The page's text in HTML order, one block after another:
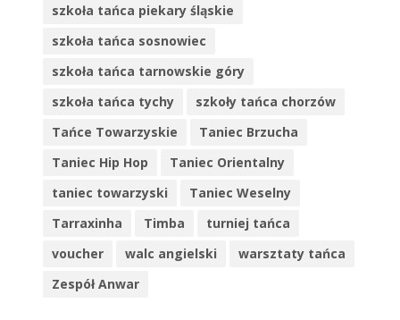
szkoła tańca piekary śląskie
szkoła tańca sosnowiec
szkoła tańca tarnowskie góry
szkoła tańca tychy
szkoły tańca chorzów
Tańce Towarzyskie
Taniec Brzucha
Taniec Hip Hop
Taniec Orientalny
taniec towarzyski
Taniec Weselny
Tarraxinha
Timba
turniej tańca
voucher
walc angielski
warsztaty tańca
Zespół Anwar